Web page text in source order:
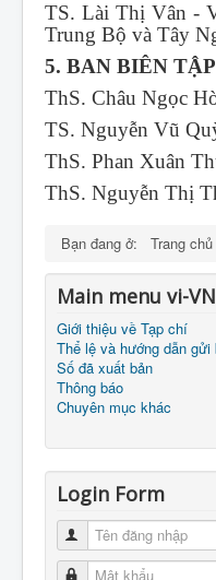
TS. Lài Thị Vân -
Trung Bộ và Tây
5. BAN BIÊN TẬP
ThS. Châu Ngọc
TS. Nguyễn Vũ
ThS. Phan Xuân
ThS. Nguyễn Thị
Bạn đang ở: Trang chủ
Main menu vi-VN
Giới thiệu về Tạp chí
Thể lệ và hướng dẫn gửi
Số đã xuất bản
Thông báo
Chuyên mục khác
Login Form
Tên đăng nhập
Mật khẩu